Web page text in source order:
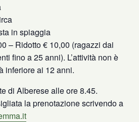
in spiaggia
– Ridotto € 10,00 (ragazzi dai
fino a 25 anni). L’attività non è
inferiore ai 12 anni.
di Alberese alle ore 8.45.
la prenotazione scrivendo a